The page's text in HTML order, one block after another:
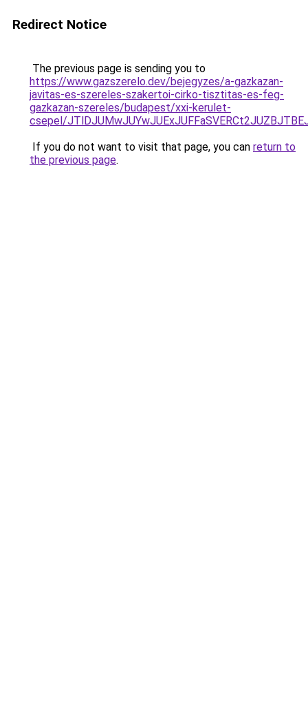
Redirect Notice
The previous page is sending you to
https://www.gazszerelo.dev/bejegyzes/a-gazkazan-
javitas-es-szereles-szakertoi-cirko-tisztitas-es-feg-
gazkazan-szereles/budapest/xxi-kerulet-
csepel/
If you do not want to visit that page, you can return to
the previous page.